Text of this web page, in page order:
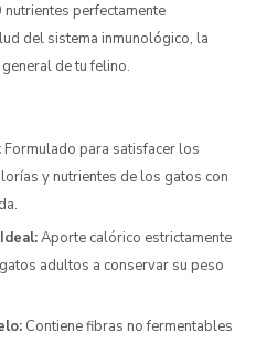
perfectamente
del sistema inmunológico, la
de tu felino.
Formulado para satisfacer los
y nutrientes de los gatos con
Aporte calórico estrictamente
adultos a conservar su peso
Contiene fibras no fermentables